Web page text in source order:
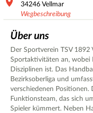
34246 Vellmar
Wegbeschreibung
Über uns
Der Sportverein TSV 1892
Sportaktivitäten an, wobei
Disziplinen ist. Das
Bezirksoberliga und
verschiedenen Positionen.
Funktionsteam, das sich
Spieler kümmert. Neben